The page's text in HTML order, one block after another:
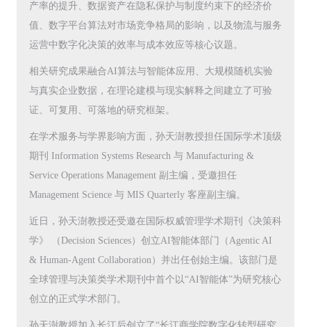
产率的提升、数据资产在隐私保护与制度约束下的经济价
值、数字平台算法对市场竞争格局的影响，以及物流与服务
运营中数字化决策的效率与成本效应等核心议题。
相关研究成果融合AI算法与智能体应用、大规模随机实验
与真实企业数据，在理论建模与现实解释之间建立了可验
证、可复用、可落地的研究框架。
在学术服务与学界影响方面，孙天澍教授担任国际学术顶级
期刊 Information Systems Research 与 Manufacturing &
Service Operations Management 副主编，受邀担任
Management Science 与 MIS Quarterly 客座副主编。
近日，孙天澍教授还受邀在国际权威管理学术期刊《决策科
学》 （Decision Sciences）创立AI智能体部门（Agentic AI
& Human-Agent Collaboration）并出任创始主编。该部门是
全球管理与决策类学术期刊中首个以“AI智能体”为研究核心
创立的正式学术部门。